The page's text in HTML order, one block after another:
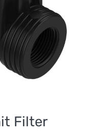
Filter
Filter